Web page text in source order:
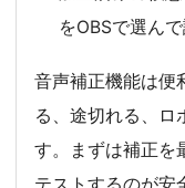
をOBSで選ん
音声補正機能は便
る、途切れる、ロ
す。まずは補正を